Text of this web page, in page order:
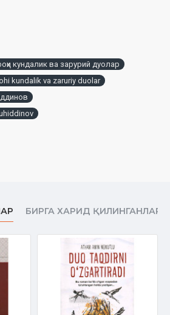
кундалик ва зарурий дуолар
kundalik va zaruriy duolar
БИРГА ХАРИД ҚИЛИНГАНЛАР